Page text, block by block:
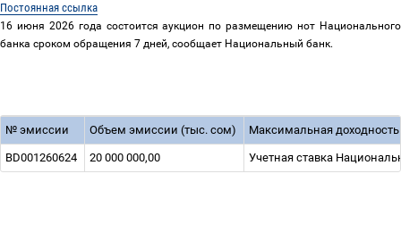
Постоянная ссылка
16 июня 2026 года состоится аукцион по размещению нот Национального
банка сроком обращения 7 дней, сообщает Национальный банк.
№ эмиссии Объем эмиссии (тыс. сом) Максимальная
BD001260624 20 000 000,00 Учетная ставка